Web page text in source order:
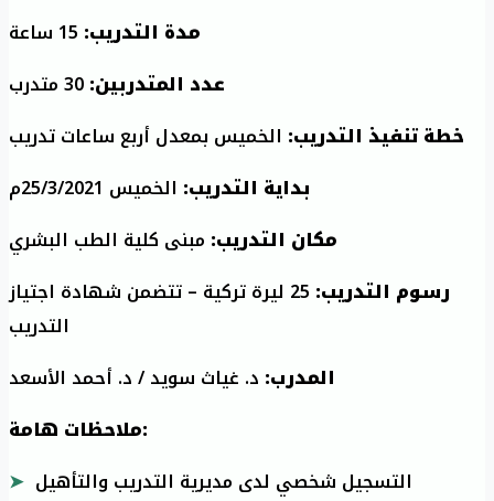
مدة التدريب:
عدد المتدربين:
خطة تنفيذ التدريب: الخميس بمعدل أربع ساعات تدريب
بداية التدريب: الخميس 25/3/2021م
مكان التدريب: مبنى كلية الطب البشري
رسوم التدريب:
25 ليرة تركية – تتضمن شهادة اجتياز
التدريب
المدرب: د. غياث سويد / د. أحمد الأسعد
ملاحظات هامة:
التسجيل شخصي لدى مديرية التدريب والتأهيل